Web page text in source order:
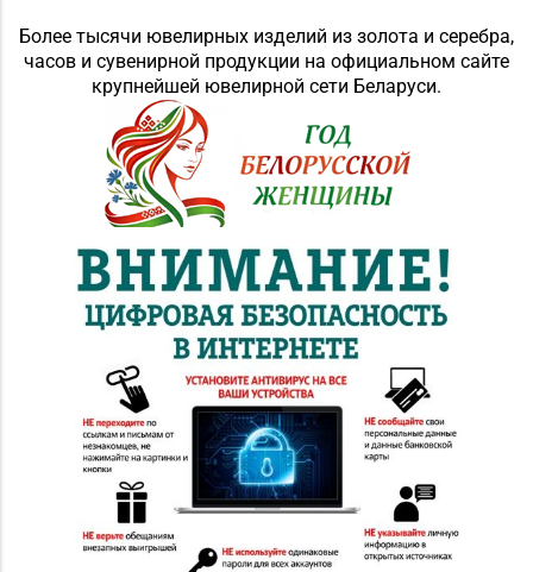
Более тысячи ювелирных изделий из золота и серебра,
часов и сувенирной продукции на официальном сайте
крупнейшей ювелирной сети Беларуси.